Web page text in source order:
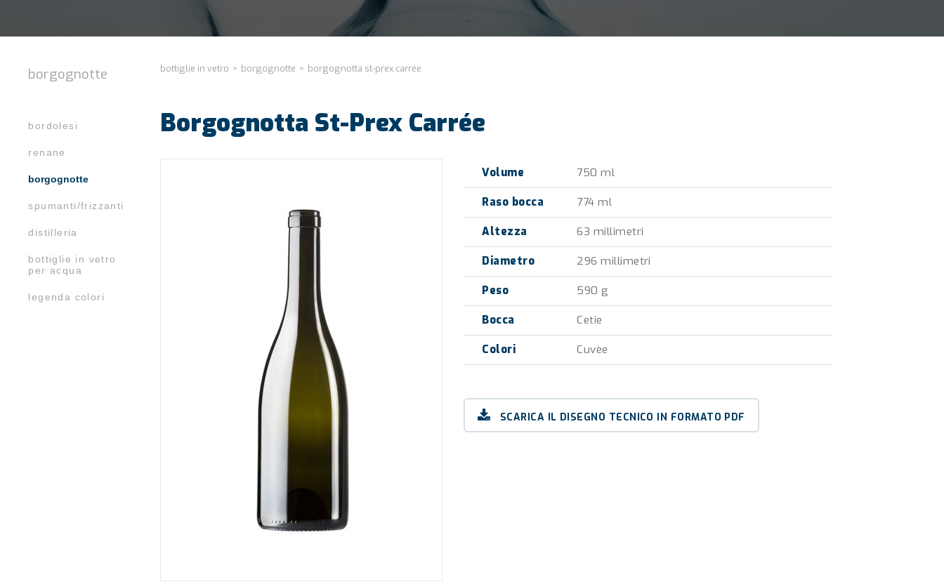
borgognotte
bordolesi
renane
borgognotte
spumanti/frizzanti
distilleria
bottiglie in vetro
per acqua
legenda colori
bottiglie in vetro > borgognotte > borgognotta st-prex carrée
Borgognotta St-Prex Carrée
Volume 750 ml
Raso bocca 774 ml
Altezza 63 millimetri
Diametro 296 millimetri
Peso 590 g
Bocca Cetie
Colori Cuvèe
SCARICA IL DISEGNO TECNICO IN FORMATO PDF